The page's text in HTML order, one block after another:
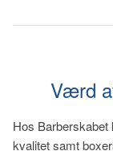
Værd
Hos Barberskabet
kvalitet samt